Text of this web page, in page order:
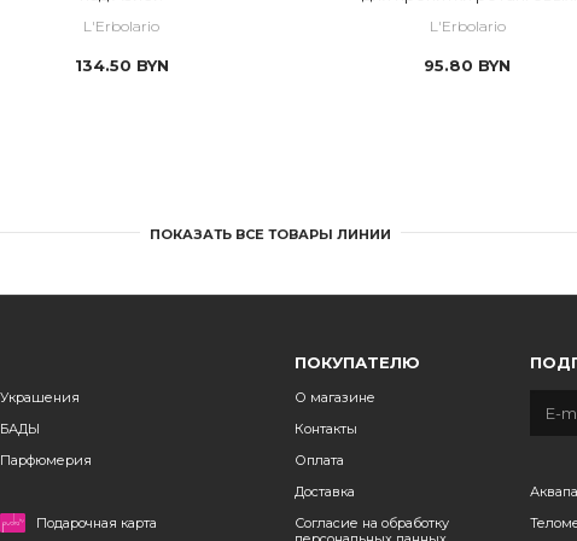
L'Erbolario
134.50 BYN
L'Erbolario
95.80 BYN
ПОКАЗАТЬ ВСЕ ТОВАРЫ ЛИНИИ
Украшения
БАДЫ
Парфюмерия
Подарочная карта
ПОКУПАТЕЛЮ
О магазине
Контакты
Оплата
Доставка
Согласие на обработку